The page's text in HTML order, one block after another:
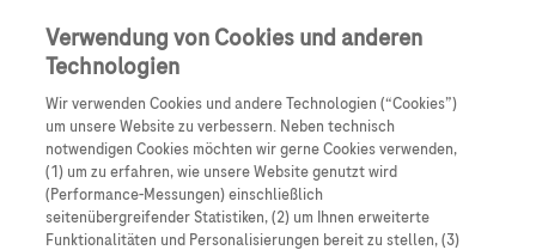
Skip navigation
Pfadnavigation
Blutzuckermessgeräte
Accu-ChekMobile
Verwendung von Cookies und anderen
Technologien
Wir verwenden Cookies und andere Technologien (“Cookies”)
um unsere Website zu verbessern. Neben technisch
notwendigen Cookies möchten wir gerne Cookies verwenden,
(1) um zu erfahren, wie unsere Website genutzt wird
(Performance-Messungen) einschließlich
seitenübergreifender Statistiken, (2) um Ihnen erweiterte
Funktionalitäten und Personalisierungen bereit zu stellen, (3)